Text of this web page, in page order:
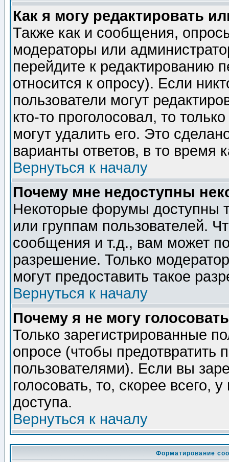
Как я могу редактировать
Также как и сообщения,
модераторы или
перейдите к редактированию
относится к опросу). Если
пользователи могут
кто-то проголосовал, то
могут удалить его. Это
варианты ответов, в то время
Вернуться к началу
Почему мне недоступны
Некоторые форумы доступны
или группам пользователей.
сообщения и т.д., вам может
разрешение. Только
могут предоставить такое
Вернуться к началу
Почему я не могу
Только зарегистрированные
опросе (чтобы предотвратить
пользователями). Если вы
голосовать, то, скорее всего,
доступа.
Вернуться к началу
Форматирование